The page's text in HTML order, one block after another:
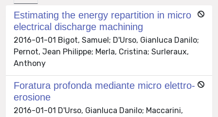
Estimating the energy repartition in micro
electrical discharge machining
2016-01-01 Bigot, Samuel; D'Urso, Gianluca Danilo;
Pernot, Jean Philippe; Merla, Cristina; Surleraux,
Anthony
Foratura profonda mediante micro elettro-
erosione
2016-01-01 D'Urso, Gianluca Danilo; Maccarini,